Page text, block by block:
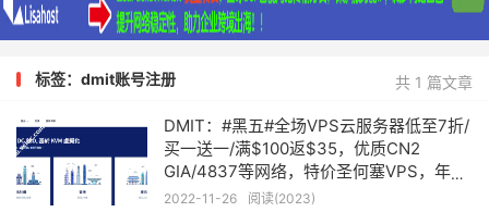
共 1 篇文章
标签：dmit账号注册
DMIT：#黑五#全场VPS云服务器低至7折/
买一送一/满$100返$35，优质CN2
GIA/4837等网络，特价圣何塞VPS，年付
$36.9
2022-11-26 阅读(2023)